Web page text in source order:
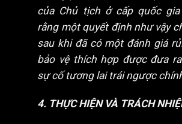
của Chủ tịch ở cấp quốc
rằng một quyết định như vậy
sau khi đã có một đánh giá
bảo vệ thích hợp được đưa
sự cố tương lai trái ngược
4. THỰC HIỆN VÀ TRÁCH